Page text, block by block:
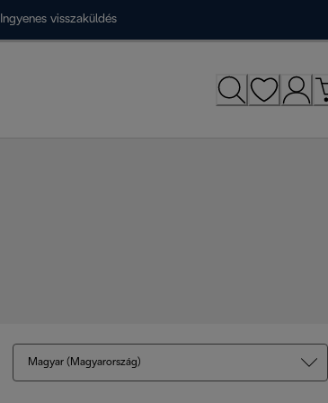
Ingyenes visszaküldés
Magyar (Magyarország)